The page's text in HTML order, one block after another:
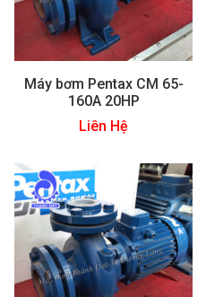
Máy bơm Pentax CM 65-
160A 20HP
Liên Hệ